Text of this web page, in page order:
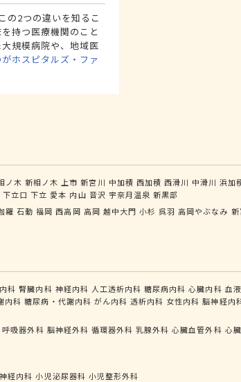
の2つの違いを知るこ
持つ医療機関のこと
規模病院や、地域医
ホスピタルズ・ファ
ノ木 新相ノ木 上市 新宮川 中加積 西加積 西滑川 中滑川 浜加
下立口 下立 愛本 内山 音沢 宇奈月温泉 新黒部
羅 石動 福岡 西高岡 高岡 越中大門 小杉 呉羽 高岡やぶなみ 新
科 腎臓内科 神経内科 人工透析内科 糖尿病内科 心臓内科 血
内科 糖尿病・代謝内科 がん内科 透析内科 女性内科 脳神経内
呼吸器外科 脳神経外科 循環器外科 乳腺外科 心臓血管外科 心
経内科 小児泌尿器科 小児整形外科